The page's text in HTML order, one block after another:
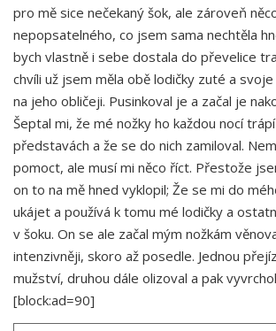
pro mě sice nečekaný šok, ale zároveň
nepopsatelného, co jsem sama nechtěla
bych vlastně i sebe dostala do převelice
chvíli už jsem měla obě lodičky zuté a
na jeho obličeji. Pusinkoval je a začal je
Šeptal mi, že mé nožky ho každou nocí
představách a že se do nich zamiloval.
pomoct, ale musí mi něco říct. Přestože
on to na mě hned vyklopil; Že se mi do
ukájet a používá k tomu mé lodičky a
v šoku. On se ale začal mým nožkám
intenzivněji, skoro až posedle. Jednou
mužství, druhou dále olizoval a pak
[block:ad=90]